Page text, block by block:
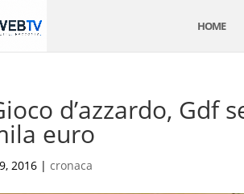
HOME
d’azzardo, Gdf
euro
2016| cronaca